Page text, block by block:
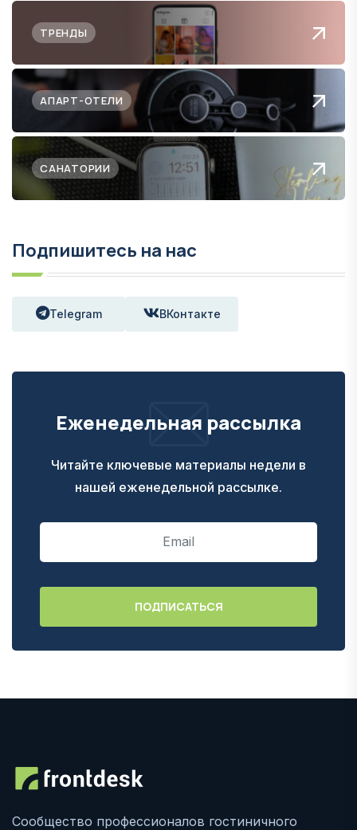
ТРЕНДЫ
АПАРТ-ОТЕЛИ
САНАТОРИИ
Подпишитесь на нас
Telegram ВКонтакте
Еженедельная рассылка
Читайте ключевые материалы недели в
нашей еженедельной рассылке.
Сообщество профессионалов гостиничного